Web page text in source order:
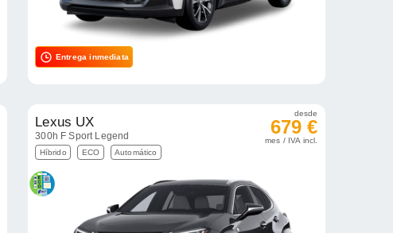
Entrega inmediata
Lexus UX
300h F Sport Legend
Híbrido ECO Automático
desde
679 €
mes / IVA incl.